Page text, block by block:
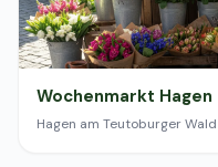
Wochenmarkt Hagen
Hagen am Teutoburger